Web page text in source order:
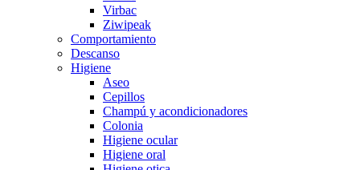
Virbac
Ziwipeak
Comportamiento
Descanso
Higiene
Aseo
Cepillos
Champú y acondicionadores
Colonia
Higiene ocular
Higiene oral